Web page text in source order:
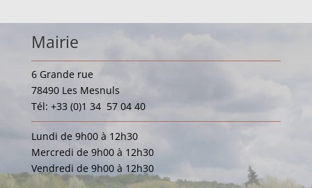
Mairie
6 Grande rue
78490 Les Mesnuls
Tél: +33 (0)1 34 57 04 40
Lundi de 9h00 à 12h30
Mercredi de 9h00 à 12h30
Vendredi de 9h00 à 12h30